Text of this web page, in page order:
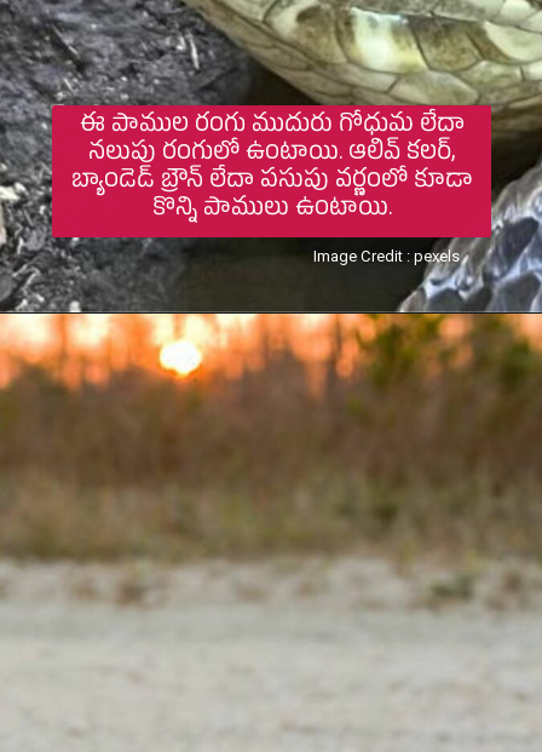
Image Credit : pexels
ఈ పాముల రంగు ముదురు గోధుమ లేదా
నలుపు రంగులో ఉంటాయి. ఆలివ్ కలర్,
బ్యాండెడ్ బ్రౌన్ లేదా పసుపు వర్ణంలో కూడా
కొన్ని పాములు ఉంటాయి.